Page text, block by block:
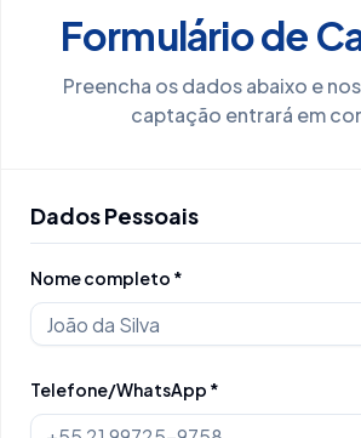
Formulário de
Preencha os dados abaixo e
captação entrará em
Dados Pessoais
Nome completo *
Telefone/WhatsApp *